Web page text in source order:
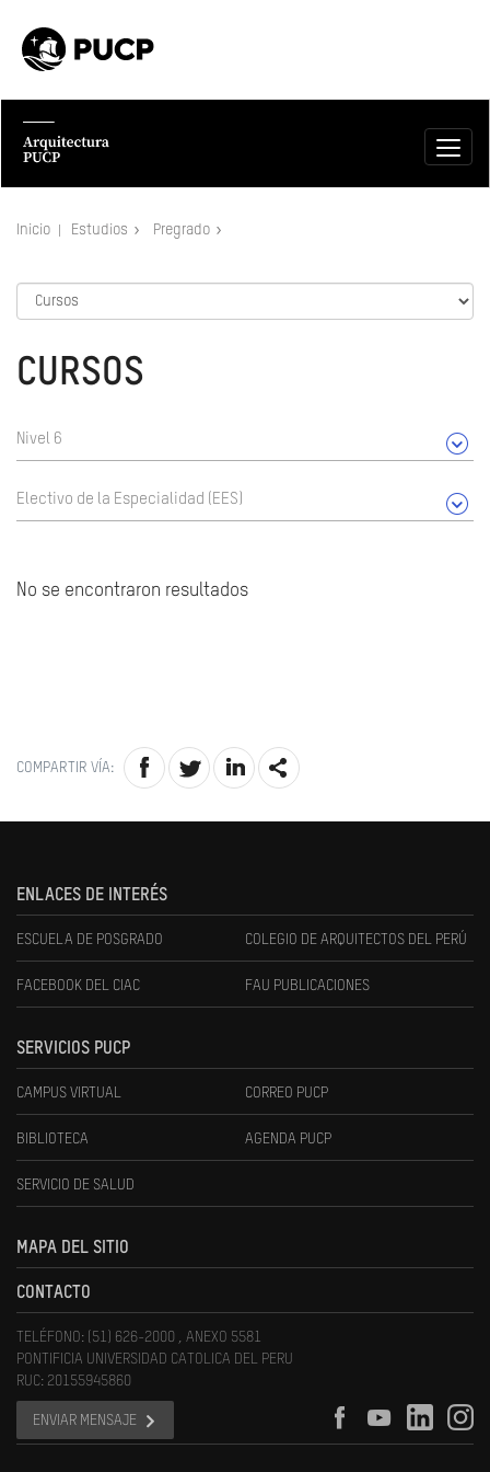
Inicio Estudios Pregrado
CURSOS
Nivel 6
Electivo de la Especialidad (EES)
No se encontraron resultados
COMPARTIR VÍA:
ENLACES DE INTERÉS
ESCUELA DE POSGRADO COLEGIO DE ARQUITECTOS DEL PERÚ
FACEBOOK DEL CIAC FAU PUBLICACIONES
SERVICIOS PUCP
CAMPUS VIRTUAL CORREO PUCP
BIBLIOTECA AGENDA PUCP
SERVICIO DE SALUD
MAPA DEL SITIO
CONTACTO
TELÉFONO: (51) 626-2000 , ANEXO 5581
PONTIFICIA UNIVERSIDAD CATOLICA DEL PERU
RUC: 20155945860
ENVIAR MENSAJE